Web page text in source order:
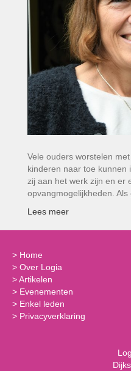
Vele ouders worstelen
kinderen naar toe kunnen
zij aan het werk zijn en er
opvangmogelijkheden. Als
Lees meer
> Home
> Over Logia
>Artikelen
> Evenementen
> Enkel leden
> Privacyverklaring